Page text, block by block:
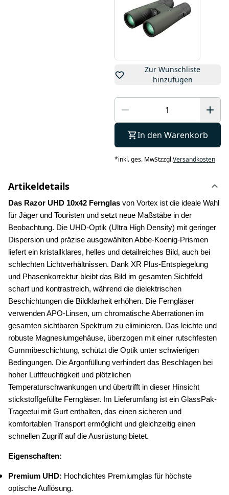
Zur Wunschliste
hinzufügen
In den Warenkorb
*inkl. ges. MwStzzgl.Versandkosten
Artikeldetails
Das Razor UHD 10x42 Fernglas von Vortex ist die ideale Wahl
für Jäger und Touristen und setzt neue Maßstäbe in der
Beobachtung. Die UHD-Optik (Ultra High Density) mit geringer
Dispersion und präzise ausgewählten Abbe-Koenig-Prismen
liefert ein kristallklares, helles und detailreiches Bild, auch bei
schlechten Lichtverhältnissen. Dank XR Plus-Entspiegelung
und Phasenkorrektur bleibt das Bild im gesamten Sichtfeld
scharf und kontrastreich, während die dielektrischen
Beschichtungen die Bildklarheit erhöhen. Die Ferngläser
verwenden APO-Linsen, um chromatische Aberrationen im
gesamten sichtbaren Spektrum zu eliminieren. Das leichte und
robuste Magnesiumgehäuse, überzogen mit einer rutschfesten
Gummibeschichtung, schützt die Optik unter schwierigen
Bedingungen. Die Argonfüllung verhindert das Beschlagen bei
hoher Luftfeuchtigkeit und plötzlichen
Temperaturschwankungen und übertrifft in dieser Hinsicht
stickstoffgefüllte Ferngläser. Im Lieferumfang ist ein GlassPak-
Trageetui mit Gurt enthalten, das einen sicheren und
komfortablen Transport ermöglicht und gleichzeitig einen
schnellen Zugriff auf die Ausrüstung bietet.
Eigenschaften:
Premium UHD: Hochdichtes Premiumglas für höchste
optische Auflösung.